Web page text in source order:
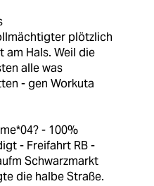
plötzlich
am Hals. Weil die
alle was
- gen Workuta
- 100%
- Freifahrt RB -
Schwarzmarkt
die halbe Straße.